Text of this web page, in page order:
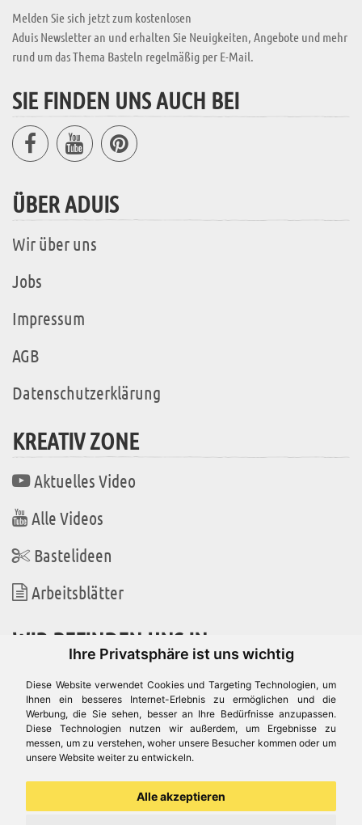
Ihre Privatsphäre ist uns wichtig
Diese Website verwendet Cookies und Targeting Technologien, um
Ihnen ein besseres Internet-Erlebnis zu ermöglichen und die
Werbung, die Sie sehen, besser an Ihre Bedürfnisse anzupassen.
Diese Technologien nutzen wir außerdem, um Ergebnisse zu
messen, um zu verstehen, woher unsere Besucher kommen oder um
unsere Website weiter zu entwickeln.
Alle akzeptieren
Melden Sie sich jetzt zum kostenlosen
Aduis Newsletter an und erhalten Sie Neuigkeiten, Angebote und mehr
rund um das Thema Basteln regelmäßig per E-Mail.
SIE FINDEN UNS AUCH BEI
ÜBER ADUIS
Wir über uns
Jobs
Impressum
AGB
Datenschutzerklärung
KREATIV ZONE
Aktuelles Video
Alle Videos
Bastelideen
Arbeitsblätter
WIR BEFINDEN UNS IN
Es gibt uns auch in